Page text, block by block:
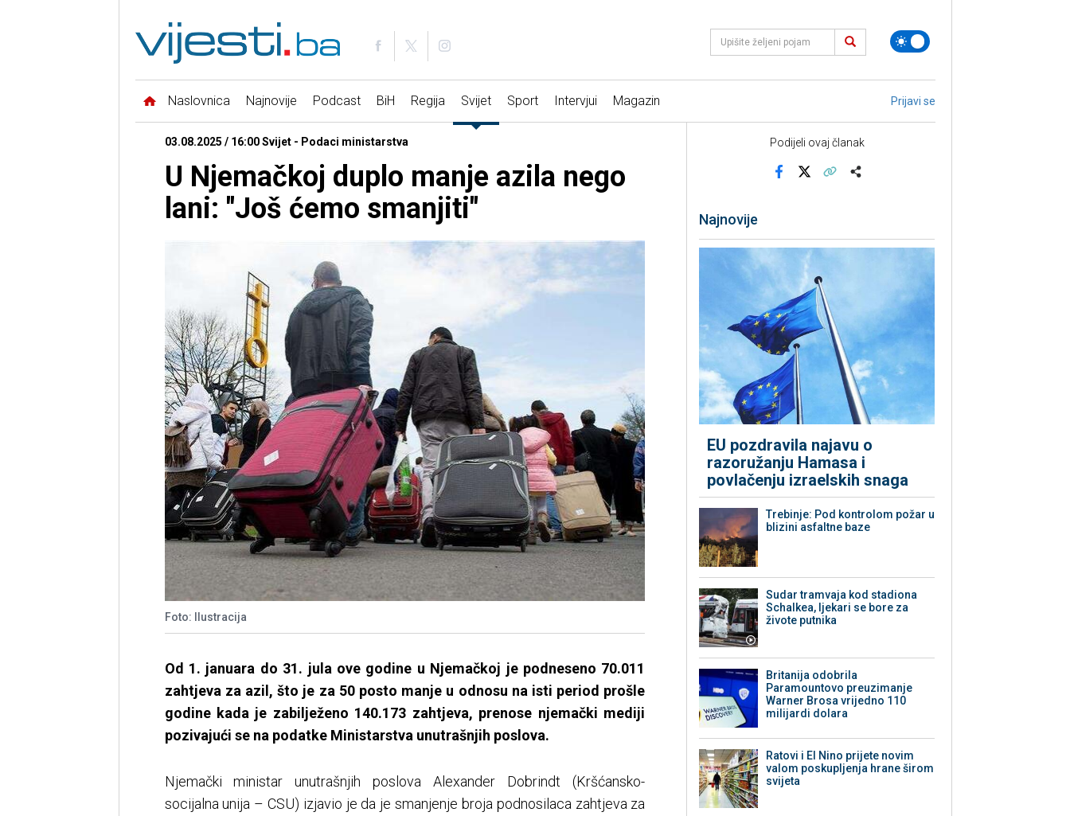
Naslovnica Najnovije Podcast BiH Regija Svijet Sport Intervjui Magazin Prijavi se
03.08.2025 / 16:00 Svijet - Podaci ministarstva
U Njemačkoj duplo manje azila nego
lani: "Još ćemo smanjiti"
Foto: Ilustracija
Od 1. januara do 31. jula ove godine u Njemačkoj je podneseno 70.011
zahtjeva za azil, što je za 50 posto manje u odnosu na isti period prošle
godine kada je zabilježeno 140.173 zahtjeva, prenose njemački mediji
pozivajući se na podatke Ministarstva unutrašnjih poslova.
Njemački ministar unutrašnjih poslova Alexander Dobrindt (Kršćansko-
socijalna unija – CSU) izjavio je da je smanjenje broja podnosilaca zahtjeva za
Podijeli ovaj članak
Najnovije
EU pozdravila najavu o
razoružanju Hamasa i
povlačenju izraelskih snaga
Trebinje: Pod kontrolom požar u
blizini asfaltne baze
Sudar tramvaja kod stadiona
Schalkea, ljekari se bore za
živote putnika
Britanija odobrila
Paramountovo preuzimanje
Warner Brosa vrijedno 110
milijardi dolara
Ratovi i El Nino prijete novim
valom poskupljenja hrane širom
svijeta